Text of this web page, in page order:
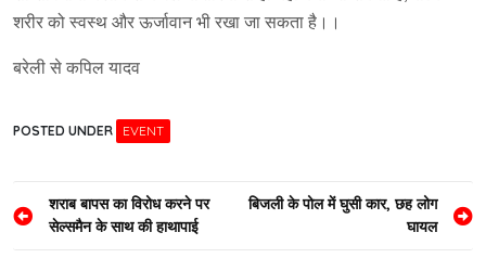
शरीर को स्वस्थ और ऊर्जावान भी रखा जा सकता है।।
बरेली से कपिल यादव
POSTED UNDER EVENT
Post
navigation
शराब बापस का विरोध करने पर
सेल्समैन के साथ की हाथापाई
बिजली के पोल में घुसी कार, छह लोग
घायल